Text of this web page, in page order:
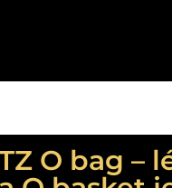
O bag –